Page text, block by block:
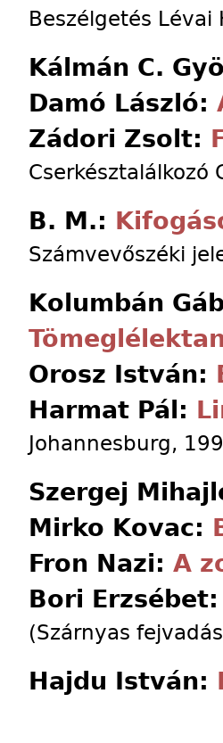
Beszélgetés Lévai
Kálmán C.
Damó László:
Zádori Zsolt:
Cserkésztalálkozó
B. M.:
Számvevőszéki
Kolumbán
Orosz István:
Harmat Pál:
Johannesburg,
Szergej
Mirko Kovac:
Fron Nazi: A
Bori Erzsébet:
(Szárnyas
Hajdu István: